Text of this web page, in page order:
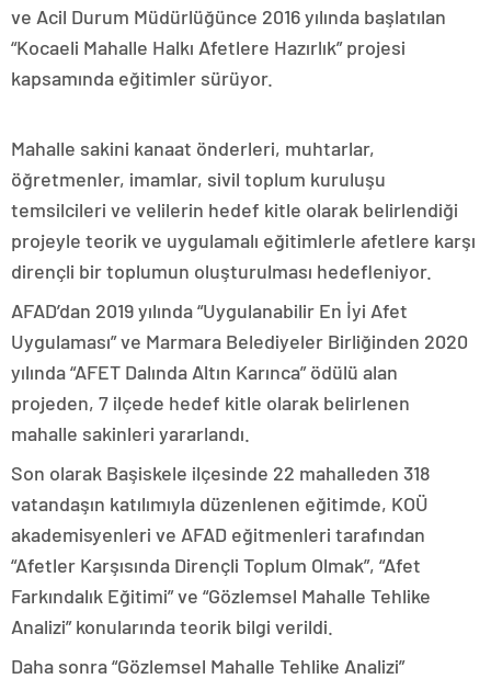
ve Acil Durum Müdürlüğünce 2016 yılında başlatılan
“Kocaeli Mahalle Halkı Afetlere Hazırlık” projesi
kapsamında eğitimler sürüyor.
Mahalle sakini kanaat önderleri, muhtarlar,
öğretmenler, imamlar, sivil toplum kuruluşu
temsilcileri ve velilerin hedef kitle olarak belirlendiği
projeyle teorik ve uygulamalı eğitimlerle afetlere karşı
dirençli bir toplumun oluşturulması hedefleniyor.
AFAD’dan 2019 yılında “Uygulanabilir En İyi Afet
Uygulaması” ve Marmara Belediyeler Birliğinden 2020
yılında “AFET Dalında Altın Karınca” ödülü alan
projeden, 7 ilçede hedef kitle olarak belirlenen
mahalle sakinleri yararlandı.
Son olarak Başiskele ilçesinde 22 mahalleden 318
vatandaşın katılımıyla düzenlenen eğitimde, KOÜ
akademisyenleri ve AFAD eğitmenleri tarafından
“Afetler Karşısında Dirençli Toplum Olmak”, “Afet
Farkındalık Eğitimi” ve “Gözlemsel Mahalle Tehlike
Analizi” konularında teorik bilgi verildi.
Daha sonra “Gözlemsel Mahalle Tehlike Analizi”